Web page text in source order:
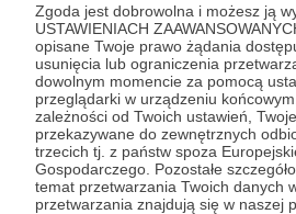
Zgoda jest dobrowolna i możesz ją
USTAWIENIACH
opisane Twoje prawo żądania
usunięcia lub ograniczenia
dowolnym momencie za pomocą
przeglądarki w urządzeniu
zależności od Twoich ustawień,
przekazywane do zewnętrznych
trzecich tj. z państw spoza
Gospodarczego. Pozostałe
temat przetwarzania Twoich danych
przetwarzania znajdują się w naszej
Kontynuuj z
Kontynuuj z
Kontynuuj z